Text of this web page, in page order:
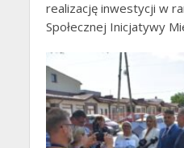
realizację inwestycji w
Społecznej Inicjatywy